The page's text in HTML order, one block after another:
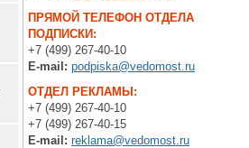
ПРЯМОЙ ТЕЛЕФОН ОТДЕЛА
ПОДПИСКИ:
+7 (499) 267-40-10
E-mail: podpiska@vedomost.ru
ОТДЕЛ РЕКЛАМЫ:
+7 (499) 267-40-10
+7 (499) 267-40-15
E-mail: reklama@vedomost.ru